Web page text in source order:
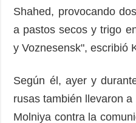
Shahed, provocando
a pastos secos y trigo
y Voznesensk", escribió
Según él, ayer y
rusas también llevaron
Molniya contra la